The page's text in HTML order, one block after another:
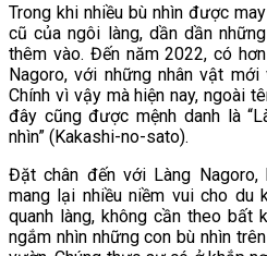
Trong khi nhiều bù nhìn được
cũ của ngôi làng, dần dần
thêm vào. Đến năm 2022, có
Nagoro, với những nhân vật
Chính vì vậy mà hiện nay, ngoài
đây cũng được mệnh danh là
nhìn” (Kakashi-no-sato).
Đặt chân đến với Làng
mang lại nhiều niềm vui cho du
quanh làng, không cần theo bất
ngắm nhìn những con bù nhìn